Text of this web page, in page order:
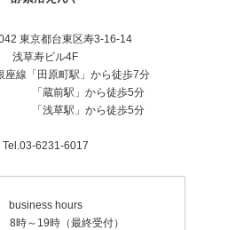
東京都台東区寿3-16-14
浅草寿ビル4F
座線「田原町駅」から徒歩7分
「蔵前駅」から徒歩5分
「浅草駅」から徒歩5分
Tel.03-6231-6017
business hours
～19時（最終受付）